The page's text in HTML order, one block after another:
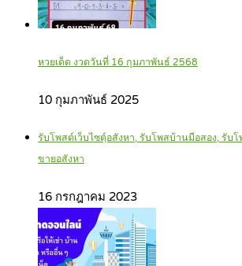
หวยเด็ด งวดวันที่ 16 กุมภาพันธ์ 2568
10 กุมภาพันธ์ 2025
รับโพสต์เว็บไซตฺ์อสังหา, รับโพสบ้านมือสอง, รับ
ขายอสังหา
16 กรกฎาคม 2023